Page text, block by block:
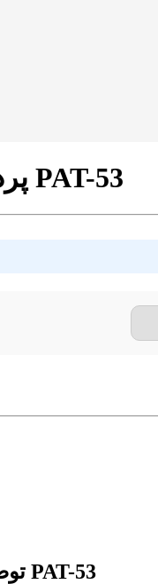
پرده شید پترن فانتزی طرح کد PAT-53
توضیحات پرده شید پترن فانتزی طرح کد PAT-53